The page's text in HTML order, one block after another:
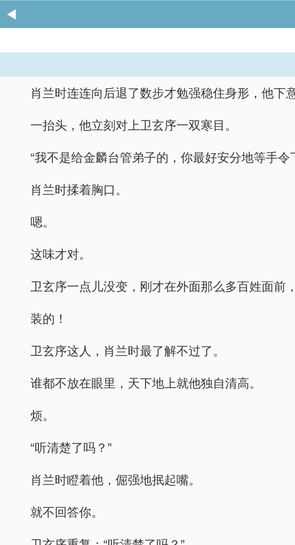
肖兰时连连向后退了数步才勉强稳住身形，他下
一抬头，他立刻对上卫玄序一双寒目。
“我不是给金麟台管弟子的，你最好安分地等手
肖兰时揉着胸口。
嗯。
这味才对。
卫玄序一点儿没变，刚才在外面那么多百姓面前
装的！
卫玄序这人，肖兰时最了解不过了。
谁都不放在眼里，天下地上就他独自清高。
烦。
“听清楚了吗？”
肖兰时瞪着他，倔强地抿起嘴。
就不回答你。